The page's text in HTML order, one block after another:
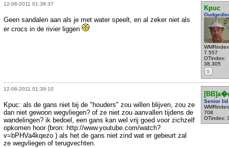
12-06-2011 01:38:37
Kpuc
7.557
OTindex:
38.305
S
Geen sandalen aan als je met water speelt, en al zeker niet als
er crocs in de rivier liggen
12-06-2011 01:39:10
Senior lid
708
OTindex:
Kpuc: als de gans niet bij de "houders" zou willen blijven, zou ze
dan niet gewoon wegvliegen? of ze niet zou aanvallen tijdens de
wandelingen? ik bedoel, een gans kan wel vrij goed voor zichzelf
opkomen hoor (bron: http://www.youtube.com/watch?
v=bPHVa4kqezo ) als het de gans niet zind wat er gebeurt zal
ze wegvliegen of terugvechten.